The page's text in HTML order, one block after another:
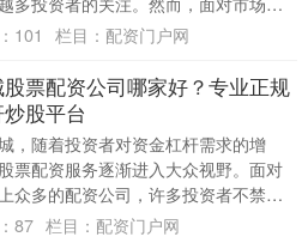
多的配资平台，如何选择一个正规、
101 栏目： 配资门户网
票配资公司哪家好？专业正规
股平台
，随着投资者对资金杠杆需求的增
票配资服务逐渐进入大众视野。面对
众多的配资公司，许多投资者不禁要
晋城股票配资公司哪家好？** 选择一
87 栏目： 配资门户网